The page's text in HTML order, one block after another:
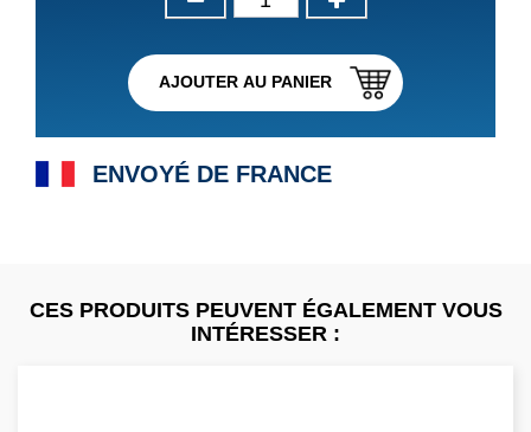
AJOUTER AU PANIER
ENVOYÉ DE FRANCE
CES PRODUITS PEUVENT ÉGALEMENT VOUS
INTÉRESSER :